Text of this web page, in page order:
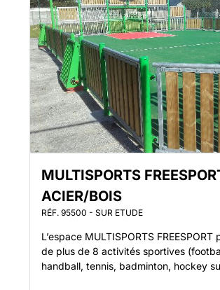
MULTISPORTS
ACIER/BOIS
RÉF. 95500 - SUR ETUDE
L’espace MULTISPORTS
de plus de 8 activités sportives
handball, tennis, badminton, hockey